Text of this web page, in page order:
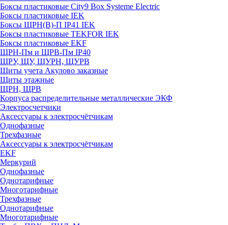
Боксы пластиковые City9 Box Systeme Electric
Боксы пластиковые IEK
Боксы ЩРН(В)-П IP41 IEK
Боксы пластиковые TEKFOR IEK
Боксы пластиковые EKF
ЩРН-Пм и ЩРВ-Пм IP40
ЩРУ, ЩУ, ЩУРН, ЩУРВ
Щиты учета Акулово заказные
Щиты этажные
ЩРН, ЩРВ
Корпуса распределительные металлические ЭКФ
Электросчетчики
Аксессуары к электросчётчикам
Однофазные
Трехфазные
Аксессуары к электросчётчикам
EKF
Меркурий
Однофазные
Однотарифные
Многотарифные
Трехфазные
Однотарифные
Многотарифные